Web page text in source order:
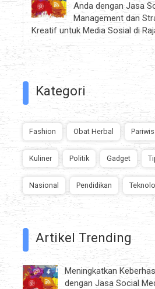
Anda dengan Jasa
Management dan
Kreatif untuk Media Sosial di
Kategori
Fashion Obat Herbal
Kuliner Politik Gadget
Nasional Pendidikan
Artikel Trending
Meningkatkan
dengan Jasa Social